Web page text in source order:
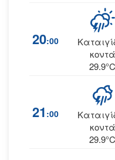
20:00
κοντά
29.9°C
21 :00
κοντά
29.9°C